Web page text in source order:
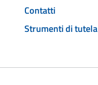
Contatti
Strumenti di tutela